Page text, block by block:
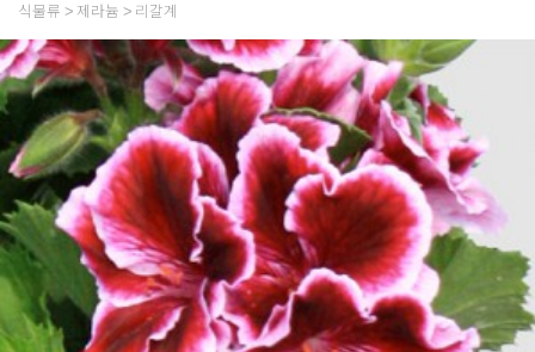
4 리갈
5 모종
6 접시꽃
펜스테몬
8 에키네시아
9 비올라
식물류 제라늄 리갈계